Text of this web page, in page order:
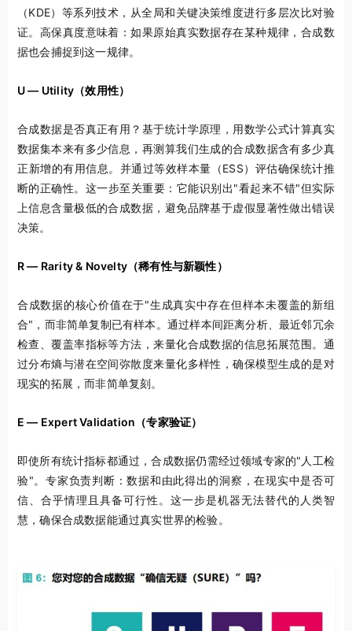
（KDE）等系列技术，从全局和关键决策维度进行多层次比对验
证。高保真度意味着：如果原始真实数据存在某种规律，合成数
据也会捕捉到这一规律。
U — Utility （效用性）
合成数据是否真正有用？基于统计学原理，用数学公式计算真实
数据集本来有多少信息，再测算我们生成的合成数据含有多少真
正新增的有用信息。并通过等效样本量（ESS）评估确保统计推
断的正确性。这一步至关重要：它能识别出"看起来不错"但实际
上信息含量极低的合成数据，避免品牌基于虚假显著性做出错误
决策。
R — Rarity & Novelty （稀有性与新颖性）
合成数据的核心价值在于"生成真实中存在但样本未覆盖的新组
合"，而非简单复制已有样本。通过样本间距离分析、最近邻冗余
检查、覆盖率指标等方法，来量化合成数据的信息拓展范围。通
过分布熵与潜在空间弥散度来量化多样性，确保模型生成的是对
现实的拓展，而非简单复刻。
E — Expert Validation （专家验证）
即使所有统计指标都通过，合成数据仍需经过领域专家的"人工检
验"。专家负责判断：数据和由此得出的洞察，在现实中是否可
信、合乎情理且具备可行性。这一步是机器无法替代的人类智
慧，确保合成数据能通过真实世界的检验。